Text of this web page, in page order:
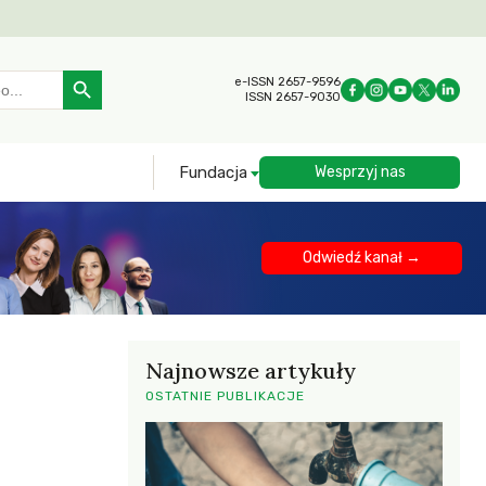
Search Button
e-ISSN 2657-9596
ISSN 2657-9030
Fundacja Wesprzyj nas
Odwiedź kanał →
Najnowsze artykuły
OSTATNIE PUBLIKACJE